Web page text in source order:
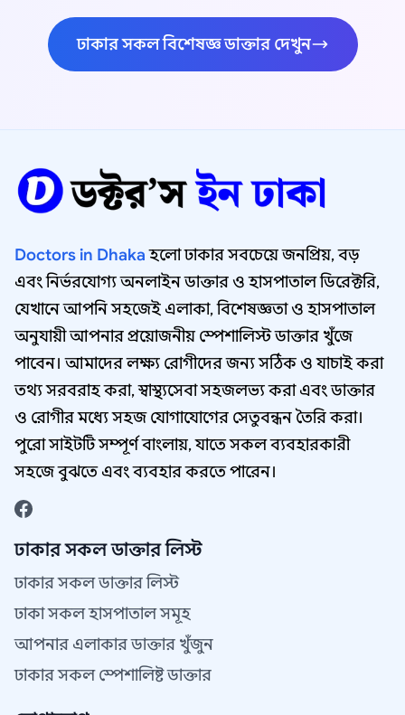
ঢাকার সকল বিশেষজ্ঞ ডাক্তার দেখুন
Doctors in Dhakaহলো ঢাকার সবচেয়ে জনপ্রিয়, বড়
এবং নির্ভরযোগ্য অনলাইন ডাক্তার ও হাসপাতাল ডিরেক্টরি,
যেখানে আপনি সহজেই এলাকা, বিশেষজ্ঞতা ও হাসপাতাল
অনুযায়ী আপনার প্রয়োজনীয় স্পেশালিস্ট ডাক্তার খুঁজে
পাবেন। আমাদের লক্ষ্য রোগীদের জন্য সঠিক ও যাচাই করা
তথ্য সরবরাহ করা, স্বাস্থ্যসেবা সহজলভ্য করা এবং ডাক্তার
ও রোগীর মধ্যে সহজ যোগাযোগের সেতুবন্ধন তৈরি করা।
পুরো সাইটটি সম্পূর্ণ বাংলায়, যাতে সকল ব্যবহারকারী
সহজে বুঝতে এবং ব্যবহার করতে পারেন।
ঢাকার সকল ডাক্তার লিস্ট
ঢাকার সকল ডাক্তার লিস্ট
ঢাকা সকল হাসপাতাল সমূহ
আপনার এলাকার ডাক্তার খুঁজুন
ঢাকার সকল স্পেশালিষ্ট ডাক্তার